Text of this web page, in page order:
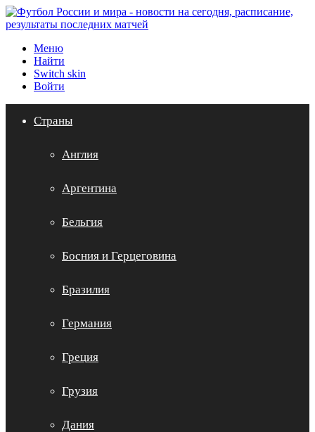
Меню
Найти
Switch skin
Войти
Страны
Англия
Аргентина
Бельгия
Босния и Герцеговина
Бразилия
Германия
Греция
Грузия
Дания